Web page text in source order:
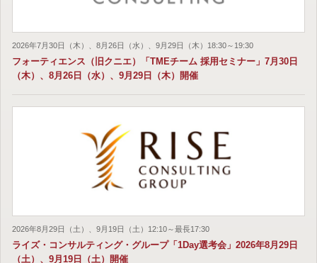
2026年7月30日（木）、8月26日（水）、9月29日（木）18:30～19:30
フォーティエンス（旧クニエ）「TMEチーム 採用セミナー」7月30日
（木）、8月26日（水）、9月29日（木）開催
2026年8月29日（土）、9月19日（土）12:10～最長17:30
ライズ・コンサルティング・グループ「1Day選考会」2026年8月29日
（土）、9月19日（土）開催